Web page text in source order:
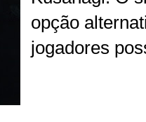
opção
jogadores